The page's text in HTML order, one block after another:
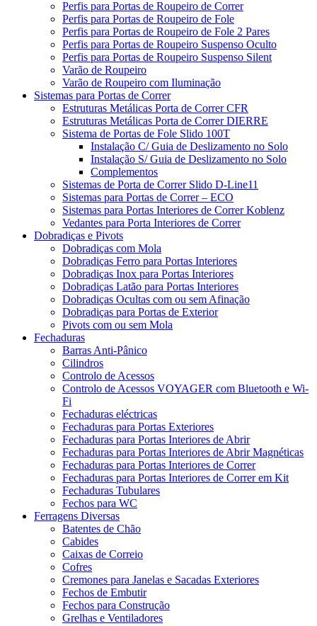
Perfis para Portas de Roupeiro de Correr
Perfis para Portas de Roupeiro de Fole
Perfis para Portas de Roupeiro de Fole 2 Pares
Perfis para Portas de Roupeiro Suspenso Oculto
Perfis para Portas de Roupeiro Suspenso Silent
Varão de Roupeiro
Varão de Roupeiro com Iluminação
Sistemas para Portas de Correr
Estruturas Metálicas Porta de Correr CFR
Estruturas Metálicas Porta de Correr DIERRE
Sistema de Portas de Fole Slido 100T
Instalação C/ Guia de Deslizamento no Solo
Instalação S/ Guia de Deslizamento no Solo
Complementos
Sistemas de Porta de Correr Slido D-Line11
Sistemas para Portas de Correr – ECO
Sistemas para Portas Interiores de Correr Koblenz
Vedantes para Porta Interiores de Correr
Dobradiças e Pivots
Dobradiças com Mola
Dobradiças Ferro para Portas Interiores
Dobradiças Inox para Portas Interiores
Dobradiças Latão para Portas Interiores
Dobradiças Ocultas com ou sem Afinação
Dobradiças para Portas de Exterior
Pivots com ou sem Mola
Fechaduras
Barras Anti-Pânico
Cilindros
Controlo de Acessos
Controlo de Acessos VOYAGER com Bluetooth e Wi-
Fi
Fechaduras eléctricas
Fechaduras para Portas Exteriores
Fechaduras para Portas Interiores de Abrir
Fechaduras para Portas Interiores de Abrir Magnéticas
Fechaduras para Portas Interiores de Correr
Fechaduras para Portas Interiores de Correr em Kit
Fechaduras Tubulares
Fechos para WC
Ferragens Diversas
Batentes de Chão
Cabides
Caixas de Correio
Cofres
Cremones para Janelas e Sacadas Exteriores
Fechos de Embutir
Fechos para Construção
Grelhas e Ventiladores